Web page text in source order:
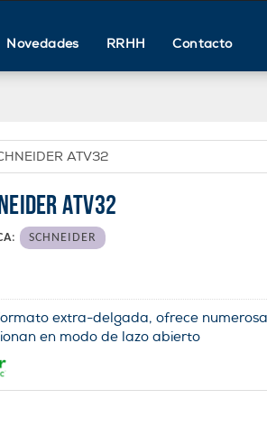
Novedades RRHH Contacto
ATV32
ATV32
: SCHNEIDER
extra-delgada, ofrece
en modo de lazo abierto